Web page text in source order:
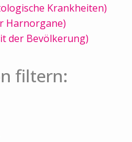
Krankheiten)
Harnorgane)
der Bevölkerung)
filtern: